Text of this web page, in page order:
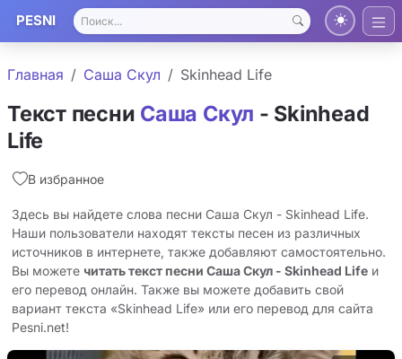
PESNI
Главная Саша Скул Skinhead Life
Текст песни Саша Скул - Skinhead
Life
В избранное
Здесь вы найдете слова песни Саша Скул - Skinhead Life.
Наши пользователи находят тексты песен из различных
источников в интернете, также добавляют самостоятельно.
Вы можете читать текст песни Саша Скул - Skinhead Life и
его перевод онлайн. Также вы можете добавить свой
вариант текста «Skinhead Life» или его перевод для сайта
Pesni.net!